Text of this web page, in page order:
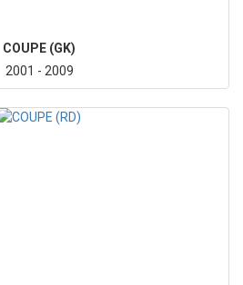
COUPE (GK)
2001 - 2009